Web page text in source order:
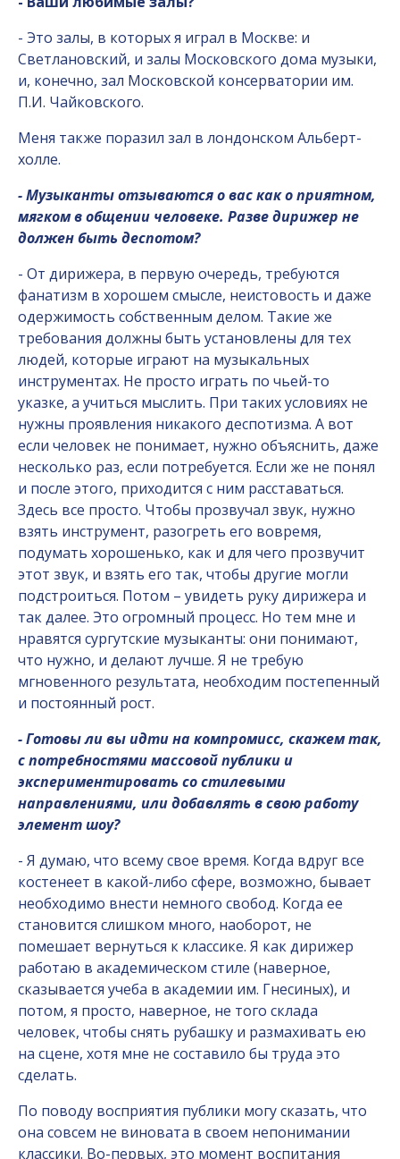
- Это залы, в которых я играл в Москве: и
Светлановский, и залы Московского дома музыки,
и, конечно, зал Московской консерватории им.
П.И. Чайковского.
Меня также поразил зал в лондонском Альберт-
холле.
- Музыканты отзываются о вас как о приятном,
мягком в общении человеке. Разве дирижер не
должен быть деспотом?
- От дирижера, в первую очередь, требуются
фанатизм в хорошем смысле, неистовость и даже
одержимость собственным делом. Такие же
требования должны быть установлены для тех
людей, которые играют на музыкальных
инструментах. Не просто играть по чьей-то
указке, а учиться мыслить. При таких условиях не
нужны проявления никакого деспотизма. А вот
если человек не понимает, нужно объяснить, даже
несколько раз, если потребуется. Если же не понял
и после этого, приходится с ним расставаться.
Здесь все просто. Чтобы прозвучал звук, нужно
взять инструмент, разогреть его вовремя,
подумать хорошенько, как и для чего прозвучит
этот звук, и взять его так, чтобы другие могли
подстроиться. Потом – увидеть руку дирижера и
так далее. Это огромный процесс. Но тем мне и
нравятся сургутские музыканты: они понимают,
что нужно, и делают лучше. Я не требую
мгновенного результата, необходим постепенный
и постоянный рост.
- Готовы ли вы идти на компромисс, скажем так,
с потребностями массовой публики и
экспериментировать со стилевыми
направлениями, или добавлять в свою работу
элемент шоу?
- Я думаю, что всему свое время. Когда вдруг все
костенеет в какой-либо сфере, возможно, бывает
необходимо внести немного свобод. Когда ее
становится слишком много, наоборот, не
помешает вернуться к классике. Я как дирижер
работаю в академическом стиле (наверное,
сказывается учеба в академии им. Гнесиных), и
потом, я просто, наверное, не того склада
человек, чтобы снять рубашку и размахивать ею
на сцене, хотя мне не составило бы труда это
сделать.
По поводу восприятия публики могу сказать, что
она совсем не виновата в своем непонимании
классики. Во-первых, это момент воспитания